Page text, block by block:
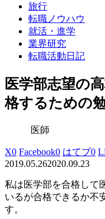
旅行
転職ノウハウ
就活・進学
業界研究
転職活動日記
医学部志望の
格するための
医師
X0 Facebook0 はてブ0
2019.05.262020.09.23
私は医学部を合格して
いるが合格できるか不
す。